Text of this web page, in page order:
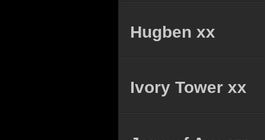
Hugben xx
Ivory Tower xx